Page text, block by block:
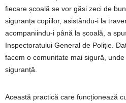
fiecare școală se vor găsi zeci de
siguranța copiilor, asistându-i la
acompaniindu-i până la școală, a
Inspectoratului General de Poliție.
facem o comunitate mai sigură,
siguranță.
Această practică care funcționează